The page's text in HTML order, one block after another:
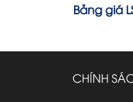
Bảng giá
CHÍNH